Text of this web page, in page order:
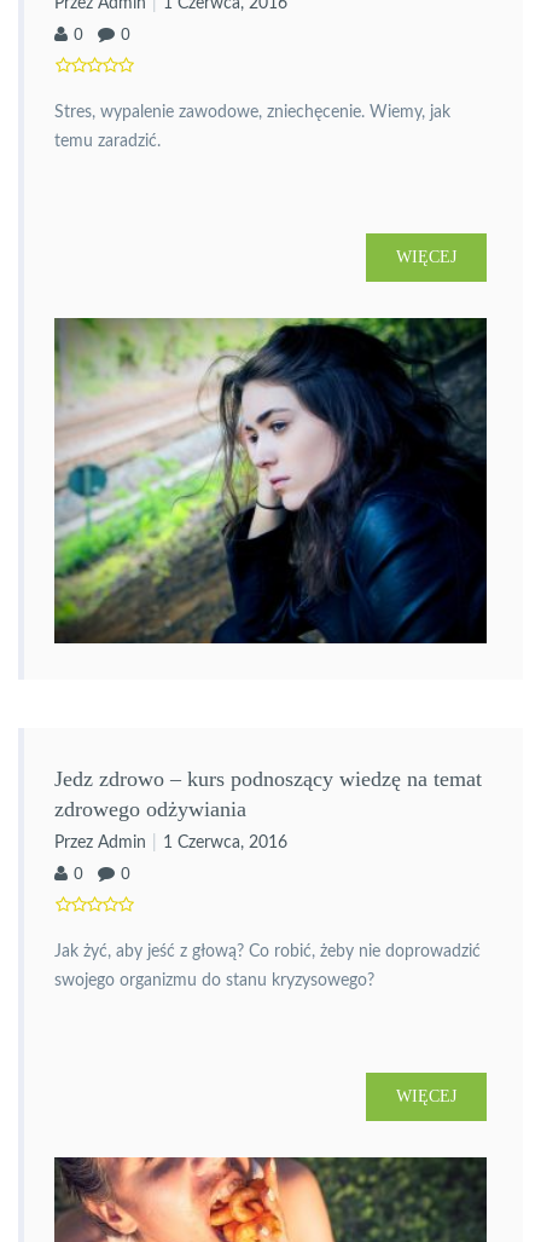
Przez Admin 1 Czerwca, 2016
0 0
Stres, wypalenie zawodowe, zniechęcenie. Wiemy, jak
temu zaradzić.
WIĘCEJ
Jedz zdrowo – kurs podnoszący wiedzę na temat
zdrowego odżywiania
Przez Admin 1 Czerwca, 2016
0 0
Jak żyć, aby jeść z głową? Co robić, żeby nie doprowadzić
swojego organizmu do stanu kryzysowego?
WIĘCEJ